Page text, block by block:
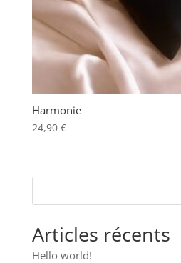
Harmonie
24,90 €
Articles récents
Hello world!